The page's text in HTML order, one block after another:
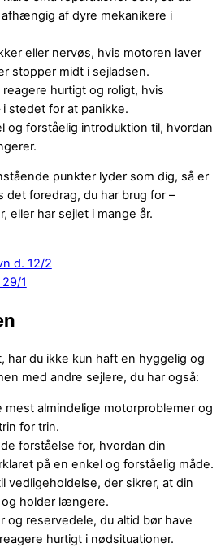
af dyre mekanikere i
eller nervøs, hvis motoren laver
stopper midt i sejladsen.
hurtigt og roligt, hvis
stedet for at panikke.
og forståelig introduktion til, hvordan
punkter lyder som dig, så er
det foredrag, du har brug for –
eller har sejlet i mange år.
d. 12/2
1
har du ikke kun haft en hyggelig og
med andre sejlere, du har også:
almindelige motorproblemer og
for trin.
forståelse for, hvordan din
på en enkel og forståelig måde.
vedligeholdelse, der sikrer, at din
holder længere.
og reservedele, du altid bør have
hurtigt i nødsituationer.